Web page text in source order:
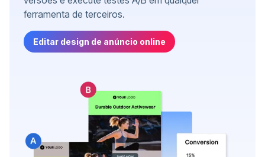
ferramenta de terceiros.
Editar design de anúncio online